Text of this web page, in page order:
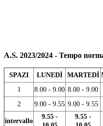
A.S. 2023/2024 - Tempo
SPAZI LUNEDÌ MARTEDÌ
1
8.00 - 9.00 8.00 - 9.00
2
9.00 - 9.55 9.00 - 9.55
intervallo
9.55 -
9.55 -